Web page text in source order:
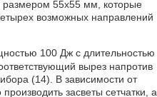
размером 55x55 мм, которые
возможных направлений
100 Дж с длительностью
вырез напротив
(14). В зависимости от
засветы сетчатки, а